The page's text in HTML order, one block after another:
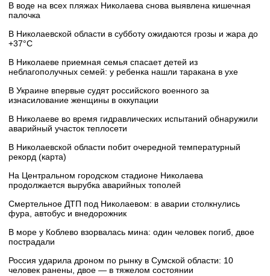
В воде на всех пляжах Николаева снова выявлена кишечная
палочка
В Николаевской области в субботу ожидаются грозы и жара до
+37°C
В Николаеве приемная семья спасает детей из
неблагополучных семей: у ребенка нашли таракана в ухе
В Украине впервые судят российского военного за
изнасилование женщины в оккупации
В Николаеве во время гидравлических испытаний обнаружили
аварийный участок теплосети
В Николаевской области побит очередной температурный
рекорд (карта)
На Центральном городском стадионе Николаева
продолжается вырубка аварийных тополей
Смертельное ДТП под Николаевом: в аварии столкнулись
фура, автобус и внедорожник
В море у Коблево взорвалась мина: один человек погиб, двое
пострадали
Россия ударила дроном по рынку в Сумской области: 10
человек ранены, двое — в тяжелом состоянии